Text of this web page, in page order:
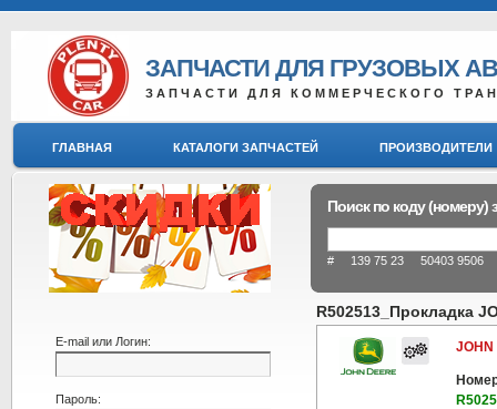
ЗАПЧАСТИ ДЛЯ ГРУЗОВЫХ
ЗАПЧАСТИ ДЛЯ КОММЕРЧЕСКОГО
ГЛАВНАЯ КАТАЛОГИ ЗАПЧАСТЕЙ ПРОИЗВОДИТЕЛИ
Поиск по коду (номеру)
# 139 75 23 50403 9506
R502513_Прокладка
E-mail или Логин:
Пароль: